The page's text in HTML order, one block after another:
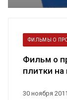
30 ноября 2011
ФИЛЬМЫ О
Фильм о
плитки на